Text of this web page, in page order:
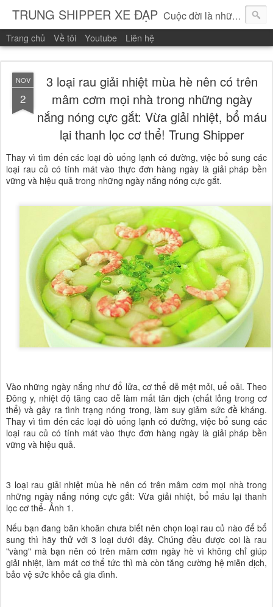
TRUNG SHIPPER XE ĐẠP Cuộc đời là những vòng quay!
Trang chủ Về tôi Youtube Liên hệ
NOV
2
3 loại rau giải nhiệt mùa hè nên có trên
mâm cơm mọi nhà trong những ngày
nắng nóng cực gắt: Vừa giải nhiệt, bổ máu
lại thanh lọc cơ thể! Trung Shipper
Thay vì tìm đến các loại đồ uống lạnh có đường, việc bổ sung các
loại rau củ có tính mát vào thực đơn hàng ngày là giải pháp bền
vững và hiệu quả trong những ngày nắng nóng cực gắt.
Vào những ngày nắng như đổ lửa, cơ thể dễ mệt mỏi, uể oải. Theo
Đông y, nhiệt độ tăng cao dễ làm mất tân dịch (chất lỏng trong cơ
thể) và gây ra tình trạng nóng trong, làm suy giảm sức đề kháng.
Thay vì tìm đến các loại đồ uống lạnh có đường, việc bổ sung các
loại rau củ có tính mát vào thực đơn hàng ngày là giải pháp bền
vững và hiệu quả.
3 loại rau giải nhiệt mùa hè nên có trên mâm cơm mọi nhà trong
những ngày nắng nóng cực gắt: Vừa giải nhiệt, bổ máu lại thanh
lọc cơ thể- Ảnh 1.
Nếu bạn đang băn khoăn chưa biết nên chọn loại rau củ nào để bổ
sung thì hãy thử với 3 loại dưới đây. Chúng đều được coi là rau
"vàng" mà bạn nên có trên mâm cơm ngày hè vì không chỉ giúp
giải nhiệt, làm mát cơ thể tức thì mà còn tăng cường hệ miễn dịch,
bảo vệ sức khỏe cả gia đình.